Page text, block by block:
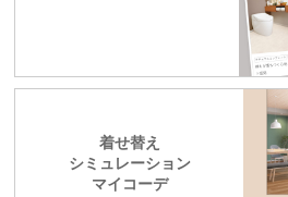
着せ替え
シミュレーション
マイコーデ